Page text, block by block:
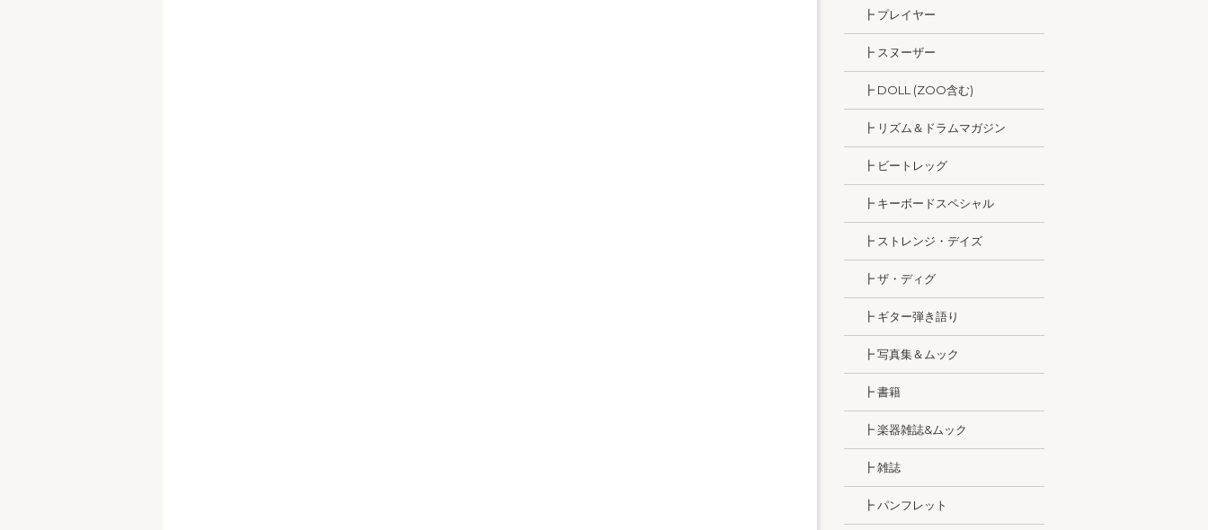
┣ プレイヤー
┣ スヌーザー
┣ DOLL (ZOO含む)
┣ リズム＆ドラムマガジン
┣ ビートレッグ
┣ キーボードスペシャル
┣ ストレンジ・デイズ
┣ ザ・ディグ
┣ ギター弾き語り
┣ 写真集＆ムック
┣ 書籍
┣ 楽器雑誌&ムック
┣ 雑誌
┣ パンフレット